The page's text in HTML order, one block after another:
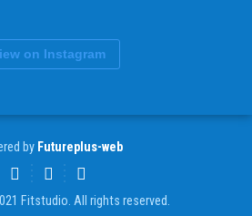
on Instagram
by Futureplus-web
Fitstudio. All rights reserved.